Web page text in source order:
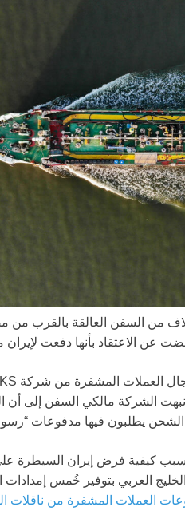
من السفن العالقة بالقرب
عن الاعتقاد بأنها دفعت لإيران
الشركة مالكي السفن إلى أن
يطلبون فيها مدفوعات “رسوم
كيفية فرض إيران السيطرة
العربي بتوفير خُمس إمدادات
العملات المشفرة من ناقلات